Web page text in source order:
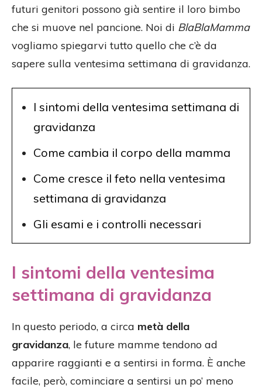
futuri genitori possono già sentire il loro bimbo
che si muove nel pancione. Noi di BlaBlaMamma
vogliamo spiegarvi tutto quello che c’è da
sapere sulla ventesima settimana di gravidanza.
I sintomi della ventesima settimana di
gravidanza
Come cambia il corpo della mamma
Come cresce il feto nella ventesima
settimana di gravidanza
Gli esami e i controlli necessari
I sintomi della ventesima
settimana di gravidanza
In questo periodo, a circa metà della
gravidanza, le future mamme tendono ad
apparire raggianti e a sentirsi in forma. È anche
facile, però, cominciare a sentirsi un po’ meno